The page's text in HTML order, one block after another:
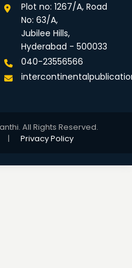
Plot no: 1267/A, Road
No: 63/A,
Jubilee Hills,
Hyderabad - 500033
040-23556566
All Rights Reserved.
| Privacy Policy